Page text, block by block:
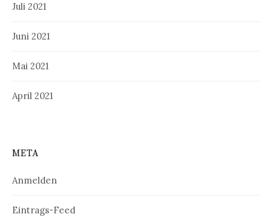
Juli 2021
Juni 2021
Mai 2021
April 2021
META
Anmelden
Eintrags-Feed